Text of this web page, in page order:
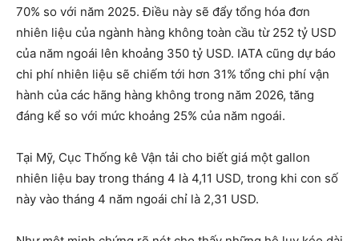
70% so với năm 2025. Điều này sẽ đẩy tổng hóa đơn
nhiên liệu của ngành hàng không toàn cầu từ 252 tỷ USD
của năm ngoái lên khoảng 350 tỷ USD. IATA cũng dự báo
chi phí nhiên liệu sẽ chiếm tới hơn 31% tổng chi phí vận
hành của các hãng hàng không trong năm 2026, tăng
đáng kể so với mức khoảng 25% của năm ngoái.
Tại Mỹ, Cục Thống kê Vận tải cho biết giá một gallon
nhiên liệu bay trong tháng 4 là 4,11 USD, trong khi con số
này vào tháng 4 năm ngoái chỉ là 2,31 USD.